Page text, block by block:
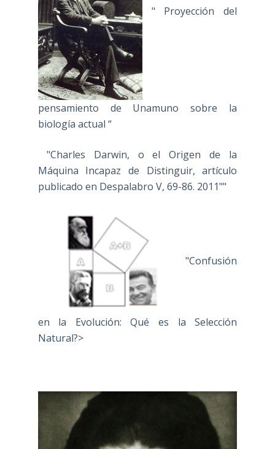
" Proyección del
pensamiento de Unamuno sobre la
biología actual “
"Charles Darwin, o el Origen de la
Máquina Incapaz de Distinguir, artículo
publicado en Despalabro V, 69-86. 2011""
"Confusión
en la Evolución: Qué es la Selección
Natural?>